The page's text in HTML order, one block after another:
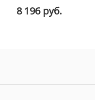
8 196 руб.